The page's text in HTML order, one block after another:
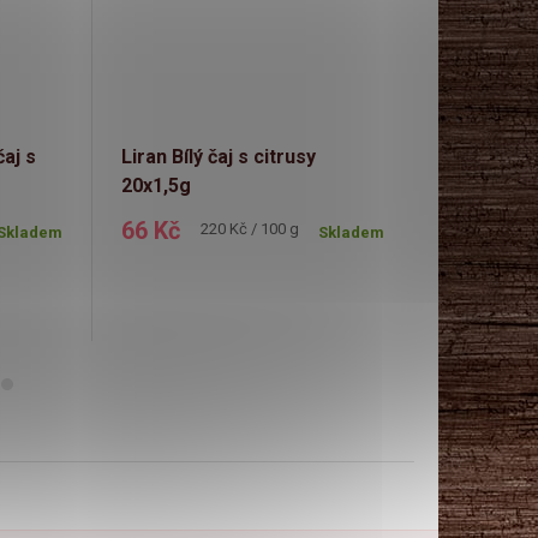
s
Liran Bílý čaj s citrusy
20x1,5g
66 Kč
Měrná
220 Kč / 100 g Skladem
English
matcha a
20ns
120 Kč